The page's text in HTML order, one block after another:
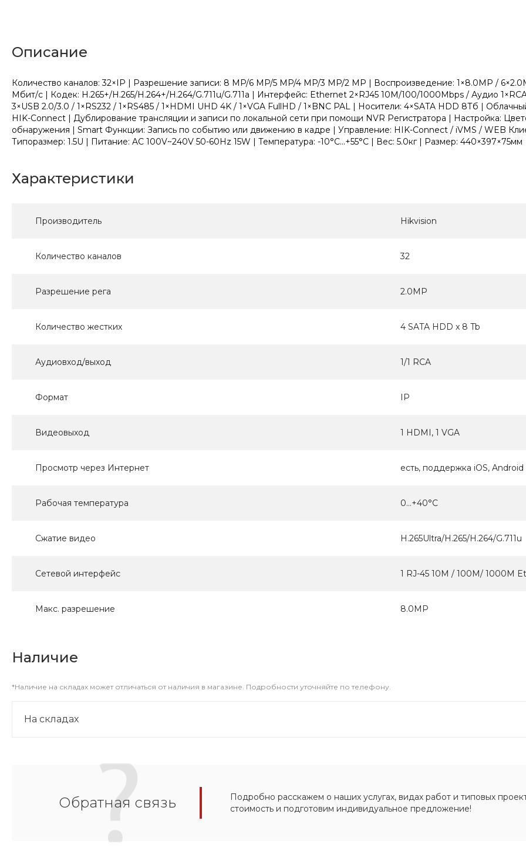
Описание
Количество каналов: 32×IP | Разрешение записи: 8 MP/6 MP/5 MP/4 MP/3 MP/2 MP | Воспроизведение: 1×8.0MP /
Мбит/с | Кодек: H.265+/H.265/H.264+/H.264/G.711u/G.711a | Интерфейс: Ethernet 2×RJ45 10M/100/1000Mbps / Аудио
3×USB 2.0/3.0 / 1×RS232 / 1×RS485 / 1×HDMI UHD 4K / 1×VGA FullHD / 1×BNC PAL | Носители: 4×SATA HDD 8Тб |
HIK-Connect | Дублирование трансляции и записи по локальной сети при помощи NVR Регистратора | Настройка:
обнаружения | Smart Функции: Запись по событию или движению в кадре | Управление: HIK-Connect / iVMS / WEB
Типоразмер: 1.5U | Питание: AC 100V~240V 50-60Hz 15W | Температура: -10°C...+55°C | Вес: 5.0кг | Размер: 440×397×75мм
Характеристики
Производитель Hikvision
Количество каналов 32
Разрешение рега 2.0MP
Количество жестких 4 SATA HDD x 8 Tb
Аудиовход/выход 1/1 RCA
Формат IP
Видеовыход 1 HDMI, 1 VGA
Просмотр через Интернет есть, поддержка iOS, Android
Рабочая температура 0...+40°С
Сжатие видео H.265Ultra/H.265/H.264/G.711u
Сетевой интерфейс 1 RJ-45 10M / 100M/ 1000M
Макс. разрешение 8.0МР
Наличие
*Наличие на складах может отличаться от наличия в магазине. Подробности уточняйте по телефону.
На складах
Обратная связь
Подробно расскажем о наших услугах, видах работ и типовых
стоимость и подготовим индивидуальное предложение!